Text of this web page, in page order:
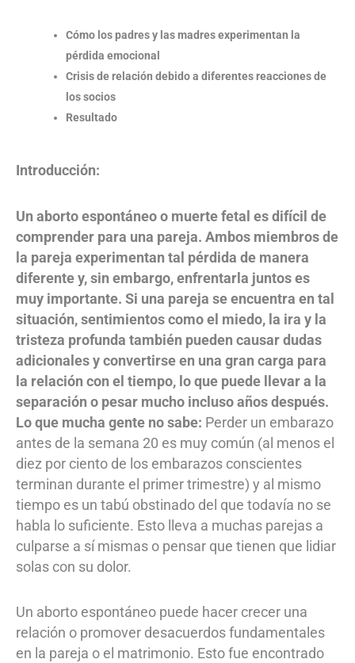
Cómo los padres y las madres experimentan la
pérdida emocional
Crisis de relación debido a diferentes reacciones de
los socios
Resultado
Introducción:
Un aborto espontáneo o muerte fetal es difícil de
comprender para una pareja. Ambos miembros de
la pareja experimentan tal pérdida de manera
diferente y, sin embargo, enfrentarla juntos es
muy importante. Si una pareja se encuentra en tal
situación, sentimientos como el miedo, la ira y la
tristeza profunda también pueden causar dudas
adicionales y convertirse en una gran carga para
la relación con el tiempo, lo que puede llevar a la
separación o pesar mucho incluso años después.
Lo que mucha gente no sabe: Perder un embarazo
antes de la semana 20 es muy común (al menos el
diez por ciento de los embarazos conscientes
terminan durante el primer trimestre) y al mismo
tiempo es un tabú obstinado del que todavía no se
habla lo suficiente. Esto lleva a muchas parejas a
culparse a sí mismas o pensar que tienen que lidiar
solas con su dolor.
Un aborto espontáneo puede hacer crecer una
relación o promover desacuerdos fundamentales
en la pareja o el matrimonio. Esto fue encontrado